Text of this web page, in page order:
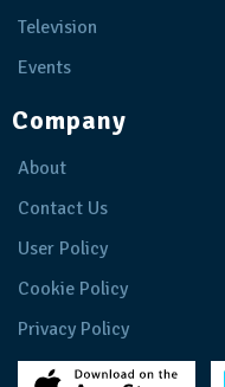
Television
Events
Company
About
Contact Us
User Policy
Cookie Policy
Privacy Policy